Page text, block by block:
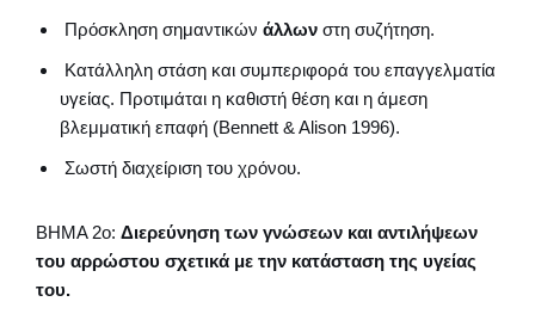
Πρόσκληση σημαντικών άλλων στη συζήτηση.
Κατάλληλη στάση και συμπεριφορά του επαγγελματία
υγείας. Προτιμάται η καθιστή θέση και η άμεση
βλεμματική επαφή (Bennett & Alison 1996).
Σωστή διαχείριση του χρόνου.
ΒΗΜΑ 2ο: Διερεύνηση των γνώσεων και αντιλήψεων
του αρρώστου σχετικά με την κατάσταση της υγείας
του.